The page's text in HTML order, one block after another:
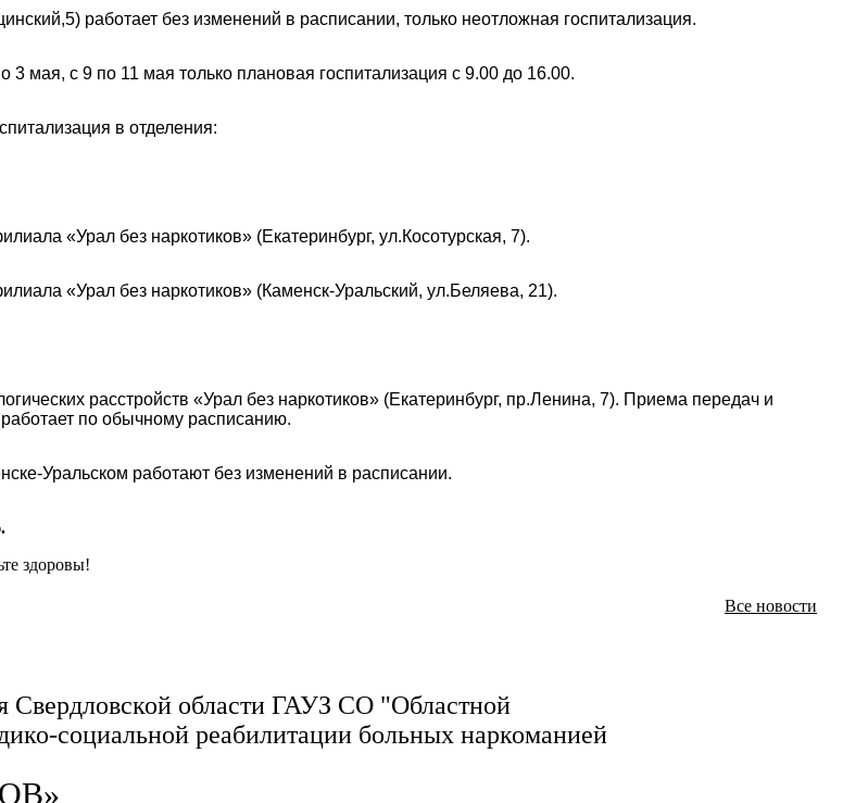
работает без изменений в расписании, только неотложная госпитализация.
мая, с 9 по 11 мая только плановая госпитализация с 9.00 до 16.00.
в отделения:
«Урал без наркотиков» (Екатеринбург, ул.Косотурская, 7).
«Урал без наркотиков» (Каменск-Уральский, ул.Беляева, 21).
расстройств «Урал без наркотиков» (Екатеринбург, пр.Ленина, 7). Приема передач и
по обычному расписанию.
Уральском работают без изменений в расписании.
здоровы!
Все новости
Свердловской области ГАУЗ СО "Областной
социальной реабилитации больных наркоманией